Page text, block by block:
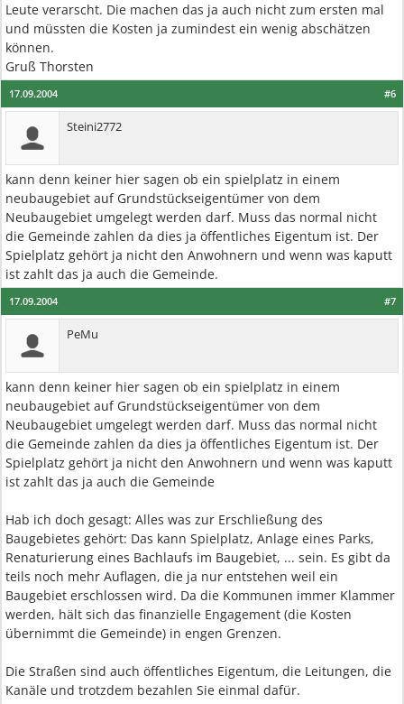
Leute verarscht. Die machen das ja auch nicht zum ersten mal
und müssten die Kosten ja zumindest ein wenig abschätzen
können.
Gruß Thorsten
#6
17.09.2004
Steini2772
kann denn keiner hier sagen ob ein spielplatz in einem
neubaugebiet auf Grundstückseigentümer von dem
Neubaugebiet umgelegt werden darf. Muss das normal nicht
die Gemeinde zahlen da dies ja öffentliches Eigentum ist. Der
Spielplatz gehört ja nicht den Anwohnern und wenn was kaputt
ist zahlt das ja auch die Gemeinde.
#7
17.09.2004
PeMu
kann denn keiner hier sagen ob ein spielplatz in einem
neubaugebiet auf Grundstückseigentümer von dem
Neubaugebiet umgelegt werden darf. Muss das normal nicht
die Gemeinde zahlen da dies ja öffentliches Eigentum ist. Der
Spielplatz gehört ja nicht den Anwohnern und wenn was kaputt
ist zahlt das ja auch die Gemeinde
Hab ich doch gesagt: Alles was zur Erschließung des
Baugebietes gehört: Das kann Spielplatz, Anlage eines Parks,
Renaturierung eines Bachlaufs im Baugebiet, ... sein. Es gibt da
teils noch mehr Auflagen, die ja nur entstehen weil ein
Baugebiet erschlossen wird. Da die Kommunen immer Klammer
werden, hält sich das finanzielle Engagement (die Kosten
übernimmt die Gemeinde) in engen Grenzen.
Die Straßen sind auch öffentliches Eigentum, die Leitungen, die
Kanäle und trotzdem bezahlen Sie einmal dafür.